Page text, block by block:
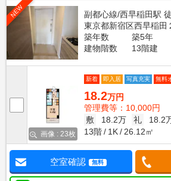
NEW
副都心線/西早稲田駅
東京都新宿区西早稲田
築年数
築5年
建物階数
13階建
画像 : 23枚
新着 即入居 写真充実 無料
18.2万円
管理費等：10,000円
敷
18.2万 礼
18.2
13階
1K 26.12㎡
空室確認 無料